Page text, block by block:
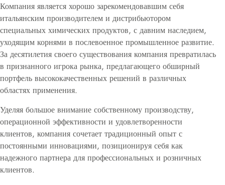
Компания является хорошо зарекомендовавшим себя
итальянским производителем и дистрибьютором
специальных химических продуктов, с давним наследием,
уходящим корнями в послевоенное промышленное развитие.
За десятилетия своего существования компания превратилась
в признанного игрока рынка, предлагающего обширный
портфель высококачественных решений в различных
областях применения.
Уделяя большое внимание собственному производству,
операционной эффективности и удовлетворенности
клиентов, компания сочетает традиционный опыт с
постоянными инновациями, позиционируя себя как
надежного партнера для профессиональных и розничных
клиентов.